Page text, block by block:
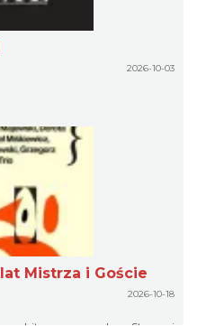
2026-10-03
Mistrza i Goście
2026-10-18